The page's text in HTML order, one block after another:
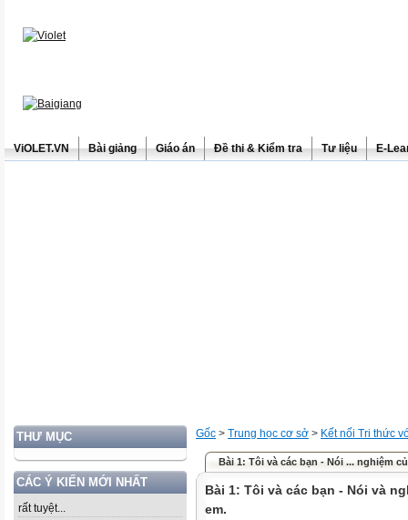
ViOLET.VN Bài giảng Giáo án Đề thi & Kiểm tra Tư liệu E-
THƯ MỤC
CÁC Ý KIẾN MỚI NHẤT
rất tuyệt...
Gốc > Trung học cơ sở > Kết nối Tri thức
Bài 1: Tôi và các bạn - Nói ... nghiệm
Bài 1: Tôi và các bạn - Nói và
em.